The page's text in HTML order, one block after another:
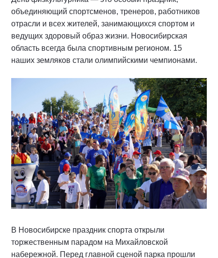
объединяющий спортсменов, тренеров, работников
отрасли и всех жителей, занимающихся спортом и
ведущих здоровый образ жизни. Новосибирская
область всегда была спортивным регионом. 15
наших земляков стали олимпийскими чемпионами.
В Новосибирске праздник спорта открыли
торжественным парадом на Михайловской
набережной. Перед главной сценой парка прошли